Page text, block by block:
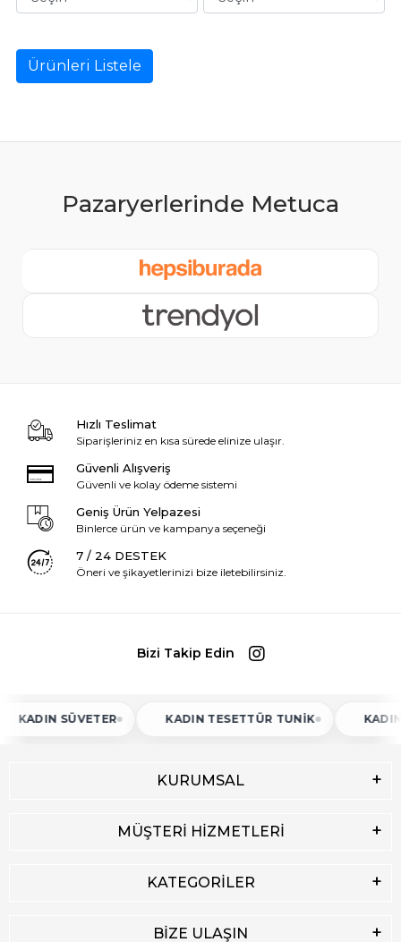
Ürünleri Listele
Hızlı Teslimat
Siparişleriniz en kısa sürede elinize ulaşır.
Güvenli Alışveriş
Güvenli ve kolay ödeme sistemi
Geniş Ürün Yelpazesi
Binlerce ürün ve kampanya seçeneği
7 / 24 DESTEK
Öneri ve şikayetlerinizi bize iletebilirsiniz.
Bizi Takip Edin
SÜVETER KADIN TESETTÜR TUNIK KADIN
KURUMSAL
MÜŞTERİ HİZMETLERİ
KATEGORİLER
BİZE ULAŞIN